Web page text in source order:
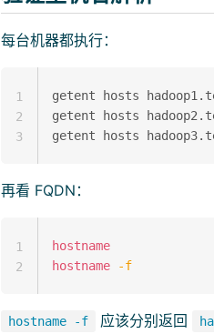
每台机器都执行：
getent hosts
getent hosts
1
2
3
再看 FQDN：
hostname
hostname
-f
1
2
hostname -f 应该分别返回